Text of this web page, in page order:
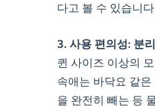
다고 볼 수 있습니
3. 사용 편의성: 분
퀸 사이즈 이상의
속애는 바닥요 같
을 완전히 빼는 등